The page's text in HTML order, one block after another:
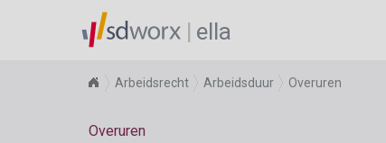
ella
Arbeidsrecht Arbeidsduur Overuren
Overuren